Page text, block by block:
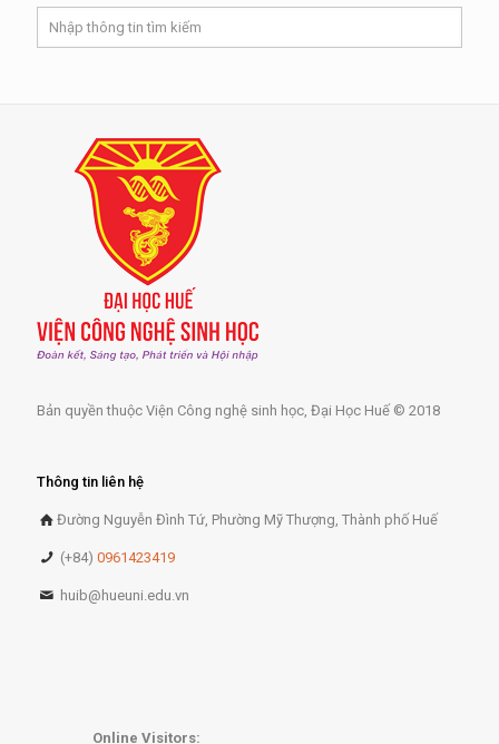
Bản quyền thuộc Viện Công nghệ sinh học, Đại Học Huế © 2018
Thông tin liên hệ
Đường Nguyễn Đình Tứ, Phường Mỹ Thượng, Thành phố Huế
(+84)0961423419
huib@hueuni.edu.vn
Online Visitors: